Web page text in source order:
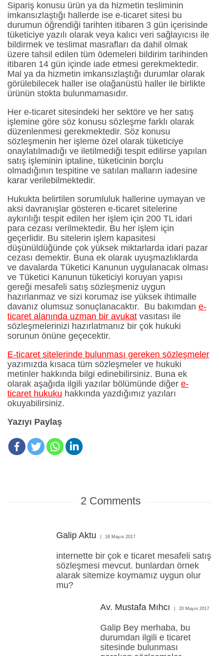
Sipariş konusu ürün ya da hizmetin tesliminin
imkansızlaştığı hallerde ise e-ticaret sitesi bu
durumun öğrendiği tarihten itibaren 3 gün içerisinde
tüketiciye yazılı olarak veya kalıcı veri sağlayıcısı ile
bildirmek ve teslimat masrafları da dahil olmak
üzere tahsil edilen tüm ödemeleri bildirim tarihinden
itibaren 14 gün içinde iade etmesi gerekmektedir.
Mal ya da hizmetin imkansızlaştığı durumlar olarak
görülebilecek haller ise olağanüstü haller ile birlikte
ürünün stokta bulunmamasıdır.
Her e-ticaret sitesindeki her sektöre ve her satış
işlemine göre söz konusu sözleşme farklı olarak
düzenlenmesi gerekmektedir. Söz konusu
sözleşmenin her işleme özel olarak tüketiciye
onaylatılmadığı ve iletilmediği tespit edilirse yapılan
satış işleminin iptaline, tüketicinin borçlu
olmadığının tespitine ve satılan malların iadesine
karar verilebilmektedir.
Hukukta belirtilen sorumluluk hallerine uymayan ve
aksi davranışlar gösteren e-ticaret sitelerine
aykırılığı tespit edilen her işlem için 200 TL idari
para cezası verilmektedir. Bu her işlem için
geçerlidir. Bu sitelerin işlem kapasitesi
düşünüldüğünde çok yüksek miktarlarda idari pazar
cezası demektir. Buna ek olarak uyuşmazlıklarda
ve davalarda Tüketici Kanunun uygulanacak olması
ve Tüketici Kanunun tüketiciyi koruyan yapısı
gereği mesafeli satış sözleşmeniz uygun
hazırlanmaz ve sizi korumaz ise yüksek ihtimalle
davanız olumsuz sonuçlanacaktır. Bu bakımdan e-
ticaret alanında uzman bir avukat vasıtası ile
sözleşmelerinizi hazırlatmanız bir çok hukuki
sorunun önüne geçecektir.
E-ticaret sitelerinde bulunması gereken sözleşmeler
yazımızda kısaca tüm sözleşmeler ve hukuki
metinler hakkında bilgi edinebilirsiniz. Buna ek
olarak aşağıda ilgili yazılar bölümünde diğer e-
ticaret hukuku hakkında yazdığımız yazıları
okuyabilirsiniz.
Yazıyı Paylaş
2 Comments
Galip Aktu 18 Mayıs 2017
internette bir çok e ticaret mesafeli satış
sözleşmesi mevcut. bunlardan örnek
alarak sitemize koymamız uygun olur
mu?
Av. Mustafa Mıhcı 20 Mayıs 2017
Galip Bey merhaba, bu
durumdan ilgili e ticaret
sitesinde bulunması